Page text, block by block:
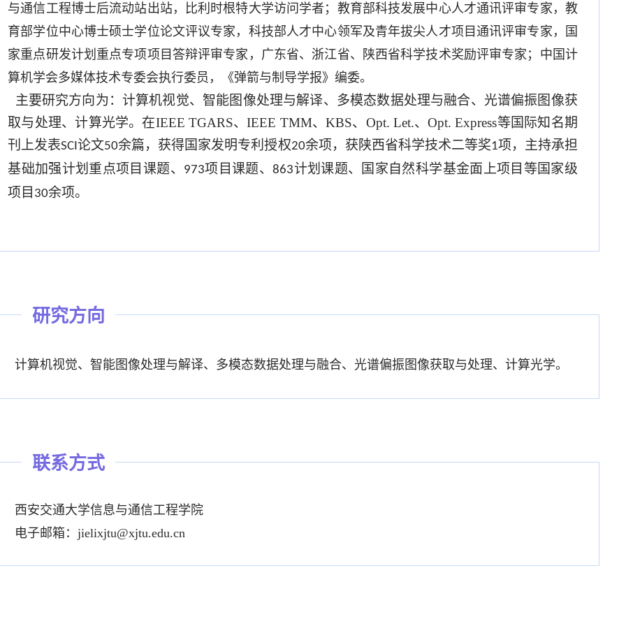
与通信工程博士后流动站出站，比利时根特大学访问学者；教育部科技发展中心人才通讯评审专家，教
育部学位中心博士硕士学位论文评议专家，科技部人才中心领军及青年拔尖人才项目通讯评审专家，国
家重点研发计划重点专项项目答辩评审专家，广东省、浙江省、陕西省科学技术奖励评审专家；中国计
算机学会多媒体技术专委会执行委员，《弹箭与制导学报》编委。
主要研究方向为：计算机视觉、智能图像处理与解译、多模态数据处理与融合、光谱偏振图像获
取与处理、计算光学。在IEEE TGARS、IEEE TMM、KBS、Opt. Let.、Opt. Express等国际知名期
刊上发表SCI论文50余篇，获得国家发明专利授权20余项，获陕西省科学技术二等奖1项，主持承担
基础加强计划重点项目课题、
973项目课题、863计划课题、国家自然科学基金面上项目等国家级
项目 30余项。
研究方向
计算机视觉、智能图像处理与解译、多模态数据处理与融合、光谱偏振图像获取与处理、计算光学。
联系方式
西安交通大学信息与通信工程学院
电子邮箱：jielixjtu@xjtu.edu.cn